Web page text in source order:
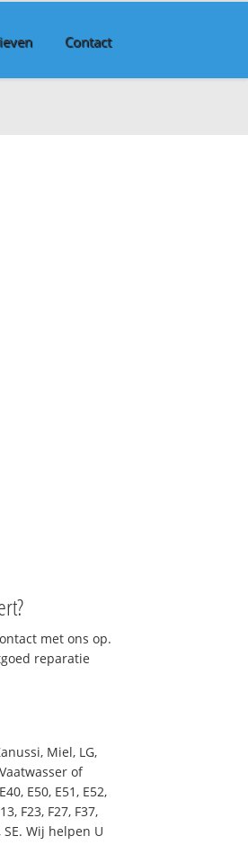
Contact
met ons op.
reparatie
Miel, LG,
of
E50, E51, E52,
F23, F27, F37,
SE. Wij helpen U